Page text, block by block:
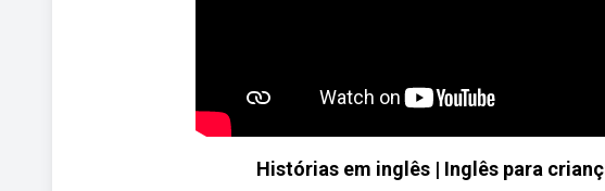
Histórias em inglês | Inglês para